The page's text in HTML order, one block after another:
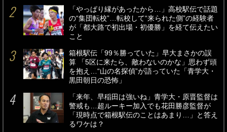
「やっぱり縁があったから…」高校駅伝で話題
の“集団転校”…転校して“来られた側”の経験者
が「都大路で初出場・初優勝」を経て伝えたい
こと
箱根駅伝「99％勝っていた」早大まさかの誤
算 「5区に来たら、敵わないのかな」思わず頭
を抱え…“山の名探偵”が語っていた「青学大・
黒田朝日の恐怖」
「来年、早稲田は強いね」青学大・原晋監督は
警戒も…超ルーキー加入でも花田勝彦監督が
「現時点で箱根駅伝のことはあまり…」と答え
るワケは？